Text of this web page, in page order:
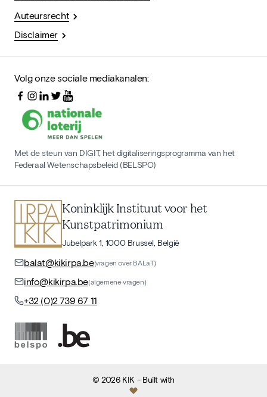
Auteursrecht
Disclaimer
Volg onze sociale mediakanalen:
Met de steun van DIGIT, het digitaliseringsprogramma van het
Federaal Wetenschapsbeleid (BELSPO)
Koninklijk Instituut voor het
Kunstpatrimonium
Jubelpark 1, 1000 Brussel, België
balat@kikirpa.be(vragen over BALaT)
info@kikirpa.be(algemene vragen)
+32 (0)2 739 67 11
©2026 KIK - Built with